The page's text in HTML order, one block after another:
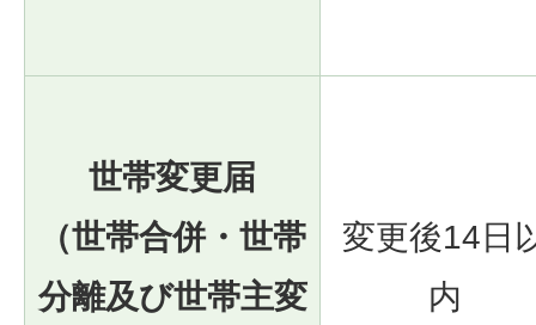
世帯変更届
（世帯合併・世帯
分離及び世帯主変
変更後14日
内